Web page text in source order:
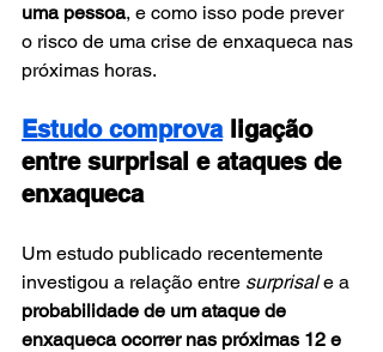
uma pessoa, e como isso pode prever
o risco de uma crise de enxaqueca nas
próximas horas.
Estudo comprova ligação
entre surprisal e ataques de
enxaqueca
Um estudo publicado recentemente
investigou a relação entre surprisal e a
probabilidade de um ataque de
enxaqueca ocorrer nas próximas 12 e